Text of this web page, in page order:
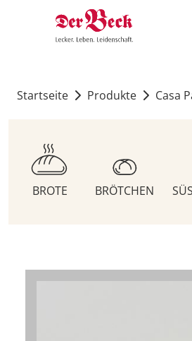
Startseite Produkte Casa
BROTE BRÖTCHEN